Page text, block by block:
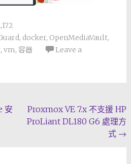
, docker, OpenMediaVault,
, vm, 容器
Leave a
安
Proxmox VE 7.x 不支援 HP
ProLiant DL180 G6 處理方
式 →